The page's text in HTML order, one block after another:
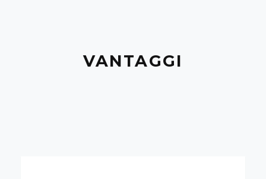
VANTAGGI